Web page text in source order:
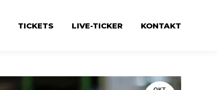
TICKETS LIVE-TICKER KONTAKT